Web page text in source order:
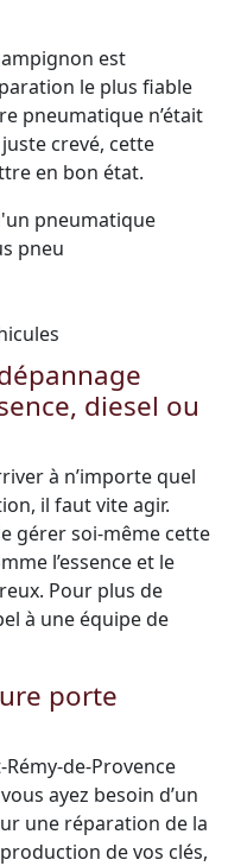
est
le plus fiable
pneumatique n’était
crevé, cette
en bon état.
pneumatique
pneu
diesel ou
à n’importe quel
il faut vite agir.
gérer soi-même cette
l’essence et le
Pour plus de
à une équipe de
porte
de-Provence
ayez besoin d’un
une réparation de la
de vos clés,